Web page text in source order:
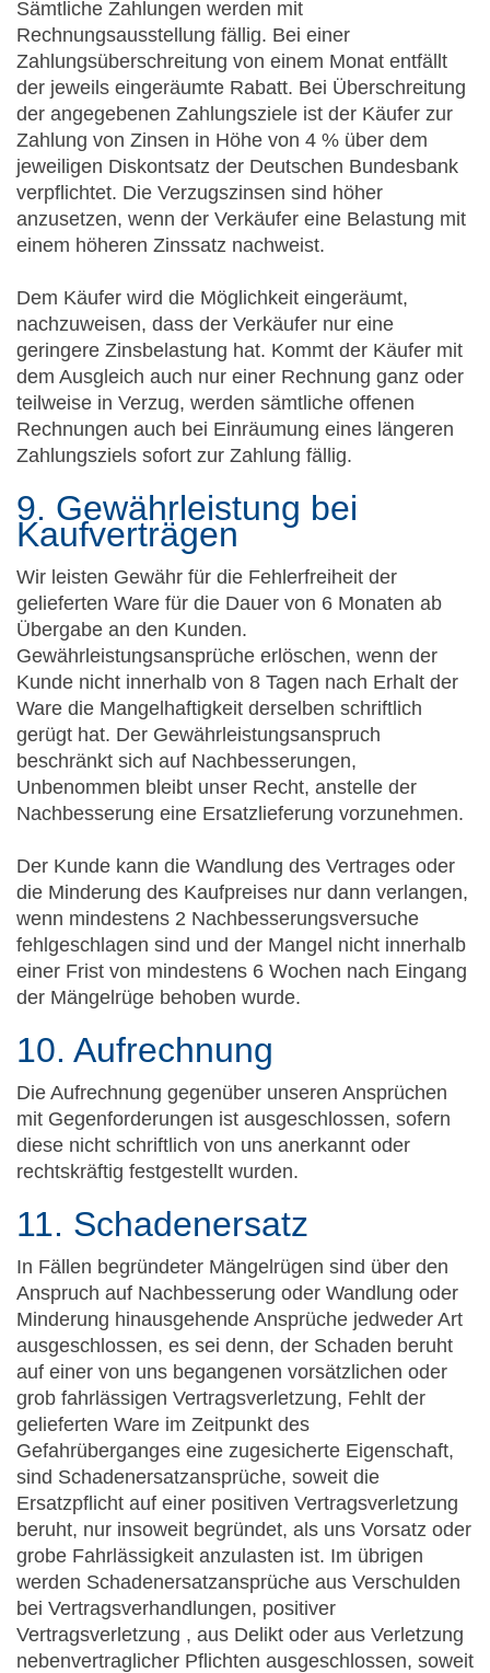
Sämtliche Zahlungen werden mit
Rechnungsausstellung fällig. Bei einer
Zahlungsüberschreitung von einem Monat entfällt
der jeweils eingeräumte Rabatt. Bei Überschreitung
der angegebenen Zahlungsziele ist der Käufer zur
Zahlung von Zinsen in Höhe von 4 % über dem
jeweiligen Diskontsatz der Deutschen Bundesbank
verpflichtet. Die Verzugszinsen sind höher
anzusetzen, wenn der Verkäufer eine Belastung mit
einem höheren Zinssatz nachweist.
Dem Käufer wird die Möglichkeit eingeräumt,
nachzuweisen, dass der Verkäufer nur eine
geringere Zinsbelastung hat. Kommt der Käufer mit
dem Ausgleich auch nur einer Rechnung ganz oder
teilweise in Verzug, werden sämtliche offenen
Rechnungen auch bei Einräumung eines längeren
Zahlungsziels sofort zur Zahlung fällig.
9. Gewährleistung bei
Kaufverträgen
Wir leisten Gewähr für die Fehlerfreiheit der
gelieferten Ware für die Dauer von 6 Monaten ab
Übergabe an den Kunden.
Gewährleistungsansprüche erlöschen, wenn der
Kunde nicht innerhalb von 8 Tagen nach Erhalt der
Ware die Mangelhaftigkeit derselben schriftlich
gerügt hat. Der Gewährleistungsanspruch
beschränkt sich auf Nachbesserungen,
Unbenommen bleibt unser Recht, anstelle der
Nachbesserung eine Ersatzlieferung vorzunehmen.
Der Kunde kann die Wandlung des Vertrages oder
die Minderung des Kaufpreises nur dann verlangen,
wenn mindestens 2 Nachbesserungsversuche
fehlgeschlagen sind und der Mangel nicht innerhalb
einer Frist von mindestens 6 Wochen nach Eingang
der Mängelrüge behoben wurde.
10. Aufrechnung
Die Aufrechnung gegenüber unseren Ansprüchen
mit Gegenforderungen ist ausgeschlossen, sofern
diese nicht schriftlich von uns anerkannt oder
rechtskräftig festgestellt wurden.
11. Schadenersatz
In Fällen begründeter Mängelrügen sind über den
Anspruch auf Nachbesserung oder Wandlung oder
Minderung hinausgehende Ansprüche jedweder Art
ausgeschlossen, es sei denn, der Schaden beruht
auf einer von uns begangenen vorsätzlichen oder
grob fahrlässigen Vertragsverletzung, Fehlt der
gelieferten Ware im Zeitpunkt des
Gefahrüberganges eine zugesicherte Eigenschaft,
sind Schadenersatzansprüche, soweit die
Ersatzpflicht auf einer positiven Vertragsverletzung
beruht, nur insoweit begründet, als uns Vorsatz oder
grobe Fahrlässigkeit anzulasten ist. Im übrigen
werden Schadenersatzansprüche aus Verschulden
bei Vertragsverhandlungen, positiver
Vertragsverletzung , aus Delikt oder aus Verletzung
nebenvertraglicher Pflichten ausgeschlossen, soweit